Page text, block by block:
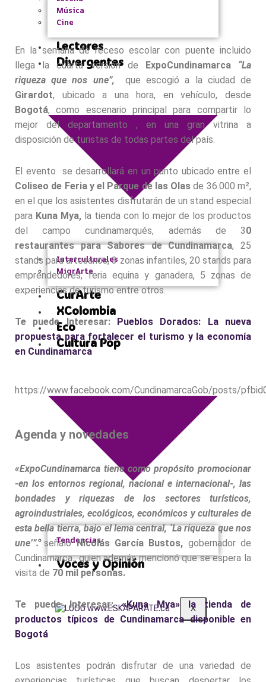
Música
Cine
Lectores
Divergentes
Interculturales
MigrArte
CurArte
XColombia
Eco
Cultura Pop
Tendencias
Voces y Opinión
X
En la semana de receso escolar con puente incluido
llega la cuarta versión de
ExpoCundinamarca “La
riqueza que nos une”,
que escogió a la ciudad de
Girardot, ubicado a una hora, en vehículo, desde
Bogotá, como escenario principal para compartir lo
mejor del departamento , en una gran vitrina a
disposición de turistas de todas partes del país.
El evento se desarrollará en un punto ubicado entre el
Coliseo de Feria y el Parque de las Olas de 36.000 m²,
en el que los asistentes disfrutarán de un stand especial
para Kuna Mya, la tienda con lo mejor de los productos
del campo cundinamarqués, además de 30
restaurantes para Sabores de Cundinamarca, 25
stands para artesanos, 3 zonas infantiles, 20 stands para
emprendedores, feria equina y ganadera, 5 zonas de
experiencias de turismo entre otros.
Te puede Interesar:
Pueblos Dorados: La nueva
propuesta para fortalecer el turismo y la economía
en Cundinamarca
https://www.facebook.com/CundinamarcaGob/posts/
Agenda y novedades
«ExpoCundinamarca tiene como propósito promocionar
-en los entornos regional, nacional e internacional-, las
bondades y riquezas de los sectores turísticos,
agroindustriales, ecológicos, económicos y culturales de
esta bella tierra, bajo el lema central, ‘La riqueza que nos
une’”.señalóNicolás García Bustos, gobernador de
Cundinamarca., quien además mencionó que se espera la
visita de 70 mil personas.
Te puede Interesar:«Kuna Mya» la tienda de
productos típicos de Cundinamarca disponible en
Bogotá
Los asistentes podrán disfrutar de una variedad de